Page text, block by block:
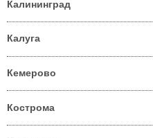
Калининград
Калуга
Кемерово
Кострома